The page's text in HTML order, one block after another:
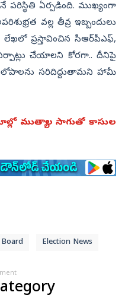
పరిస్థితి ఏర్పడింది. ముఖ్యంగా
వల్ల తీవ్ర ఇబ్బందులు
ప్రస్తావించిన సీఆర్‌పీఎఫ్,
చేయాలని కోరగా.. దీనిపై
లోపాలను సరిదిద్దుతామని హామీ
ముత్యాల సాగుతో కాసుల
Election News